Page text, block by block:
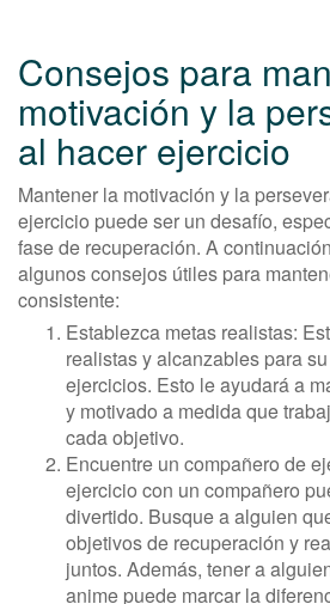
Consejos para
motivación y la
al hacer ejercicio
Mantener la motivación y la
ejercicio puede ser un desafío,
fase de recuperación. A
algunos consejos útiles para
consistente:
Establezca metas realistas:
realistas y alcanzables para
ejercicios. Esto le ayudará a
y motivado a medida que
cada objetivo.
Encuentre un compañero de
ejercicio con un compañero
divertido. Busque a alguien
objetivos de recuperación y
juntos. Además, tener a
anime puede marcar la